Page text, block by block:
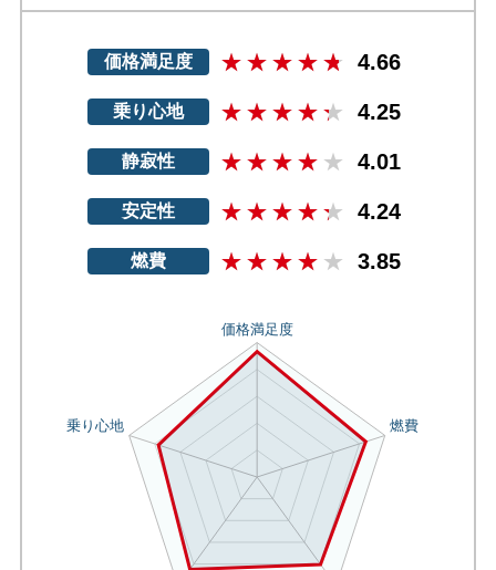
価格満足度 4.66
乗り心地 4.25
静寂性 4.01
安定性 4.24
燃費 3.85